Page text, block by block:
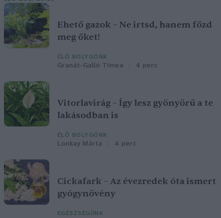
Ehető gazok – Ne irtsd, hanem főzd
meg őket!
ÉLŐ BOLYGÓNK
Granát-Galló Tímea 4 perc
Vitorlavirág – Így lesz gyönyörű a te
lakásodban is
ÉLŐ BOLYGÓNK
Lonkay Márta 4 perc
Cickafark – Az évezredek óta ismert
gyógynövény
EGÉSZSÉGÜNK